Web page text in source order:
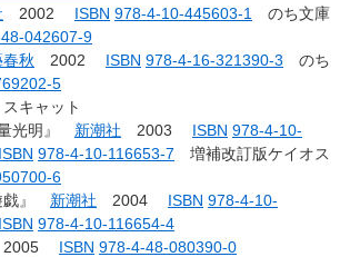
2002 ISBN 978-4-10-445603-1
のち文庫
042607-9
秋 2002 ISBN 978-4-16-321390-3 のち
5
キャット
光明』 新潮社 2003 ISBN 978-4-10-
ISBN 978-4-10-116653-7 増補改訂版ケイオス
6
戯』 新潮社 2004 ISBN 978-4-10-
ISBN 978-4-10-116654-4
ISBN 978-4-48-080390-0